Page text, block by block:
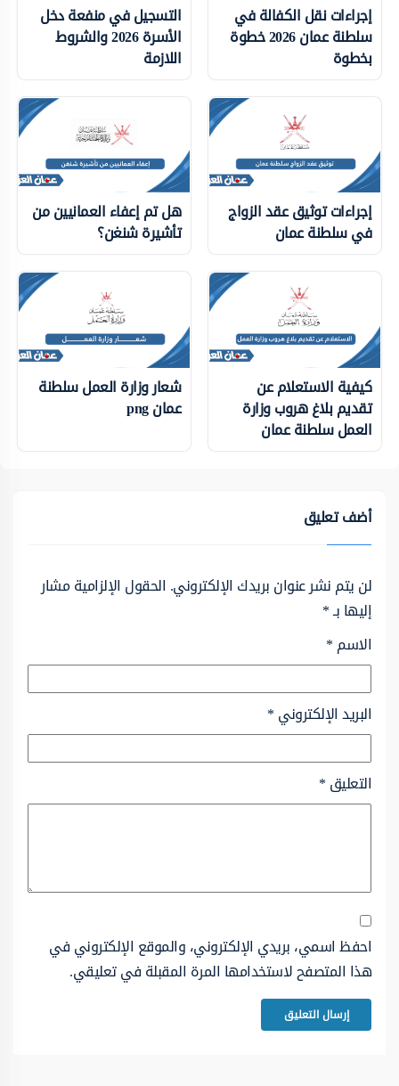
إجراءات نقل الكفالة في
سلطنة عمان 2026 خطوة
بخطوة
التسجيل في منفعة دخل
الأسرة 2026 والشروط
اللازمة
إجراءات توثيق عقد الزواج
في سلطنة عمان
هل تم إعفاء العمانيين من
تأشيرة شنغن؟
كيفية الاستعلام عن
تقديم بلاغ هروب وزارة
العمل سلطنة عمان
شعار وزارة العمل سلطنة
عمان png
أضف تعليق
لن يتم نشر عنوان بريدك الإلكتروني. الحقول الإلزامية مشار
إليها بـ*
الاسم*
البريد الإلكتروني*
التعليق*
احفظ اسمي، بريدي الإلكتروني، والموقع الإلكتروني في
هذا المتصفح لاستخدامها المرة المقبلة في تعليقي.